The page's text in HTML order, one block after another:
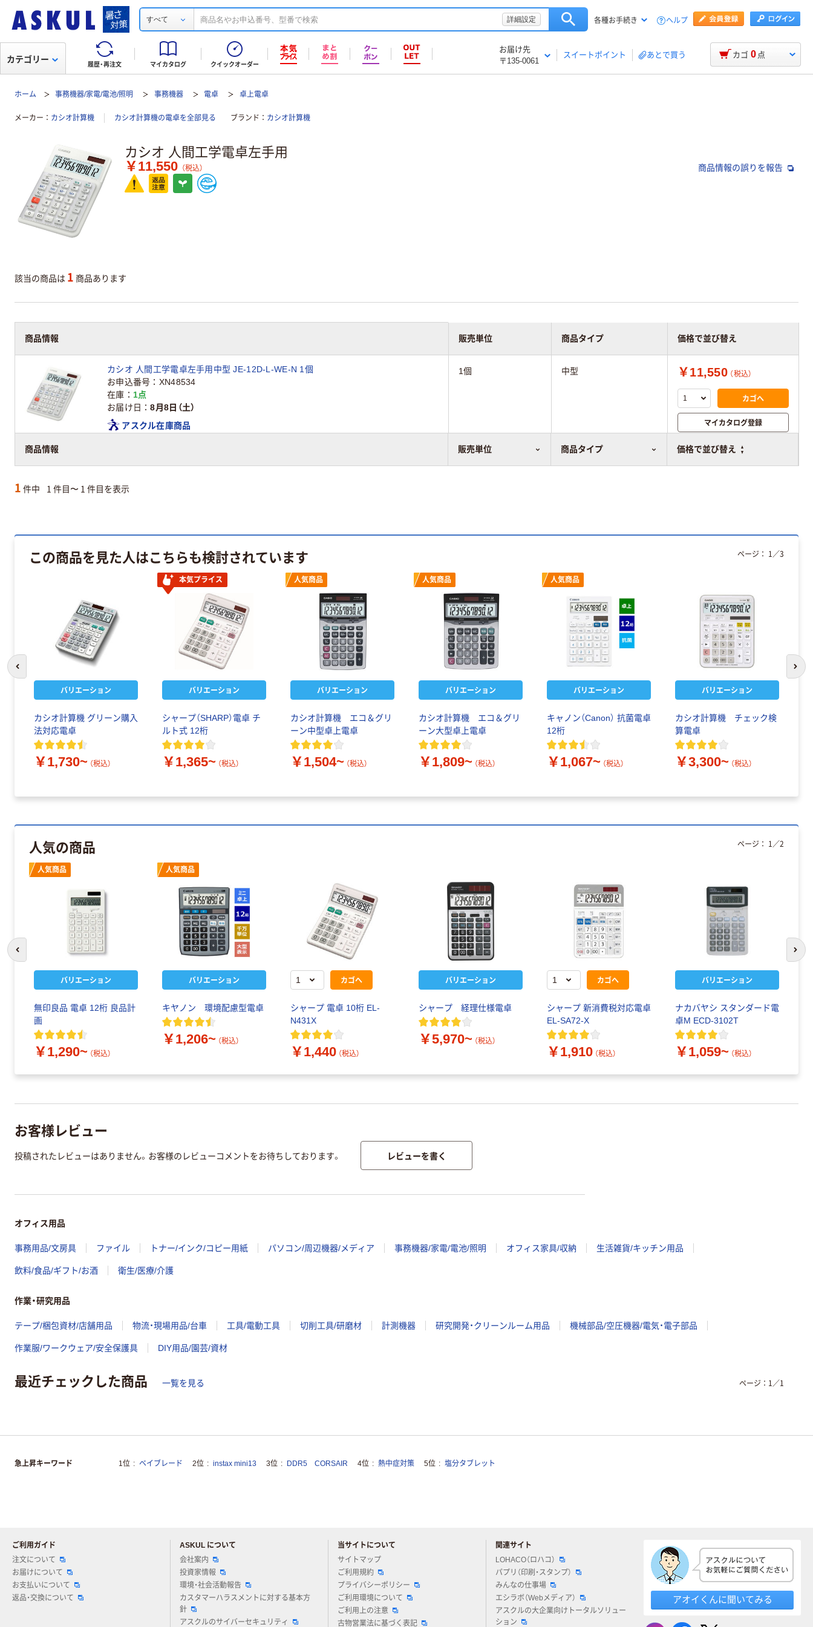
すべて 詳細設定 各種お手続き ヘルプ
履歴・再注文 マイカタログ クイックオーダー
お届け先
〒135-0061
スイートポイント あとで買う
カテゴリー カゴ 0 点
ホーム 事務機器/家電/電池/照明 事務機器 電卓 卓上電卓
メーカー カシオ計算機 カシオ計算機の電卓を全部見る ブランド カシオ計算機
カシオ 人間工学電卓左手用
￥11,550 （税込） 商品情報の誤りを報告
該当の商品は 1 商品あります
商品情報 販売単位 商品タイプ 価格で並び替え
商品情報 販売単位 商品タイプ 価格で並び替え
カシオ 人間工学電卓左手用中型 JE-12D-L-WE-N 1個
お申込番号
XN48534
在庫
1点
お届け日
8月8日（土）
アスクル在庫商品
1個 中型 ￥11,550 （税込）
カゴへ
マイカタログ登録
比較表に追加
1 件中 1 件目〜 1 件目を表示
この商品を見た人はこちらも検討されています
バリエーション
カシオ計算機 グリーン購入
法対応電卓
￥1,730~ （税込）
本気プライス
バリエーション
シャープ（SHARP）電卓 チ
ルト式 12桁
￥1,365~ （税込）
人気商品
バリエーション
カシオ計算機 エコ＆グリ
ーン中型卓上電卓
￥1,504~ （税込）
人気商品
バリエーション
カシオ計算機 エコ＆グリ
ーン大型卓上電卓
￥1,809~ （税込）
人気商品
バリエーション
キャノン（Canon） 抗菌電卓
12桁
￥1,067~ （税込）
バリエーション
カシオ計算機 チェック検
算電卓
￥3,300~ （税込）
ページ： 1 ／3
前のスライドへ 次
人気の商品
人気商品
バリエーション
無印良品 電卓 12桁 良品計
画
￥1,290~ （税込）
人気商品
バリエーション
キヤノン 環境配慮型電卓
￥1,206~ （税込）
カゴへ
シャープ 電卓 10桁 EL-
N431X
￥1,440 （税込）
バリエーション
シャープ 経理仕様電卓
￥5,970~ （税込）
カゴへ
シャープ 新消費税対応電卓
EL-SA72-X
￥1,910 （税込）
バリエーション
ナカバヤシ スタンダード電
卓M ECD-3102T
￥1,059~ （税込）
ページ： 1 ／2
前のスライドへ 次
お客様レビュー
投稿されたレビューはありません。お客様のレビューコメントをお待ちしております。 レビューを書く
オフィス用品
事務用品/文房具 ファイル トナー/インク/コピー用紙 パソコン/周辺機器/メディア 事務機器/家電/電池/照明 オフィス家具/収納 生活雑貨/キッチン用品
飲料/食品/ギフト/お酒 衛生/医療/介護
作業・研究用品
テープ/梱包資材/店舗用品 物流・現場用品/台車 工具/電動工具 切削工具/研磨材 計測機器 研究開発・クリーンルーム用品 機械部品/空圧機器/電気・電子部品
作業服/ワークウェア/安全保護具 DIY用品/園芸/資材
最近チェックした商品 一覧を見る ページ： 1 ／1
急上昇キーワード 1位 ベイブレード 2位 instax mini13 3位 DDR5 CORSAIR 4位 熱中症対策 5位 塩分タブレット
ご利用ガイド
注文について
お届けについて
お支払いについて
返品・交換について
ASKUL について
会社案内
投資家情報
環境・社会活動報告
カスタマーハラスメントに対する基本方
針
アスクルのサイバーセキュリティ
当サイトについて
サイトマップ
ご利用規約
プライバシーポリシー
ご利用環境について
ご利用上の注意
古物営業法に基づく表記
関連サイト
LOHACO（ロハコ）
パプリ（印刷・スタンプ）
みんなの仕事場
エシラボ（Webメディア）
アスクルの大企業向けトータルソリュー
ション
アオイくんに聞いてみる